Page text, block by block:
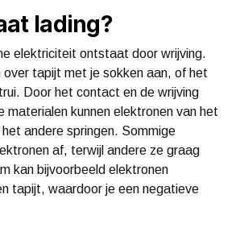
lading?
elektriciteit ontstaat door wrijving.
over tapijt met je sokken aan, of het
Door het contact en de wrijving
materialen kunnen elektronen van het
andere springen. Sommige
af, terwijl andere ze graag
kan bijvoorbeeld elektronen
tapijt, waardoor je een negatieve